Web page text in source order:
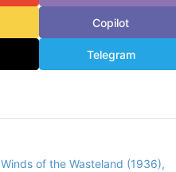
Copilot
Telegram
Winds of the Wasteland (1936),